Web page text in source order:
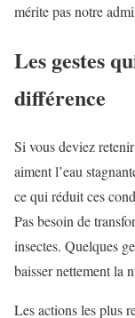
mérite pas notre
Les gestes
différence
Si vous deviez
aiment l’eau
ce qui réduit ces
Pas besoin de
insectes. Quelques
baisser nettement la
Les actions les plus